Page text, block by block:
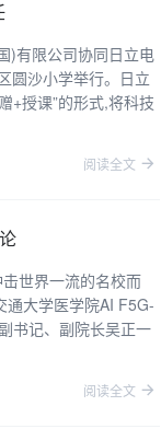
)有限公司协同日立电
圆沙小学举行。日立
+授课”的形式,将科技
阅读全文
世界一流的名校而
通大学医学院AI F5G-
书记、副院长吴正一
阅读全文